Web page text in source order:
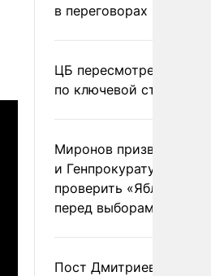
в переговорах по
ЦБ пересмотрел
по ключевой ставке
Миронов призвал
и Генпрокуратуру
проверить «Яблоко»
перед выборами
Пост Дмитриева о